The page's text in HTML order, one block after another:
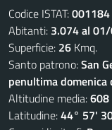
Codice ISTAT:001184
Abitanti: 3.074 al
Superficie: 26 Kmq.
Santo patrono:San
penultima domenica
Altitudine media:608
Latitudine:44° 57'